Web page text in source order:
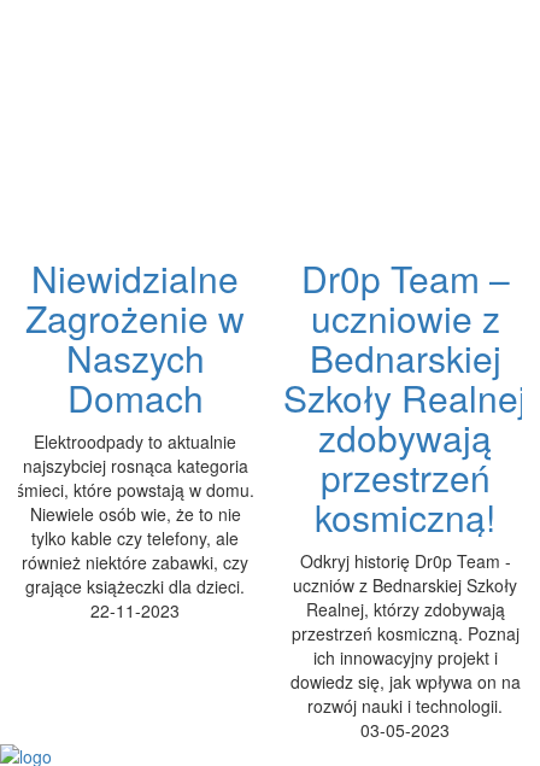
Niewidzialne
Zagrożenie w
Naszych
Domach
Elektroodpady to aktualnie
najszybciej rosnąca kategoria
śmieci, które powstają w domu.
Niewiele osób wie, że to nie
tylko kable czy telefony, ale
również niektóre zabawki, czy
grające książeczki dla dzieci.
22-11-2023
Dr0p Team –
uczniowie z
Bednarskiej
Szkoły Realnej
zdobywają
przestrzeń
kosmiczną!
Odkryj historię Dr0p Team -
uczniów z Bednarskiej Szkoły
Realnej, którzy zdobywają
przestrzeń kosmiczną. Poznaj
ich innowacyjny projekt i
dowiedz się, jak wpływa on na
rozwój nauki i technologii.
03-05-2023